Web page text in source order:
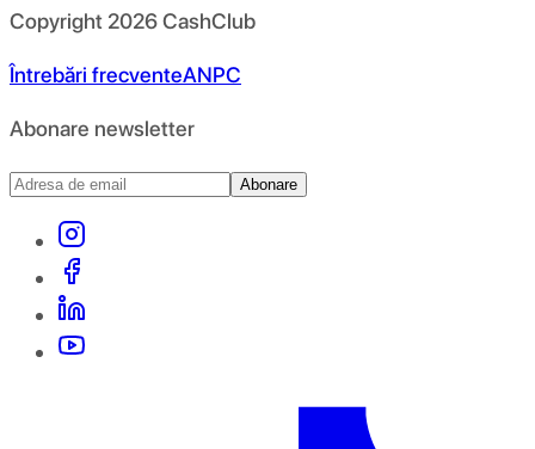
Copyright 2026CashClub
Întrebări frecventeANPC
Abonare newsletter
Abonare